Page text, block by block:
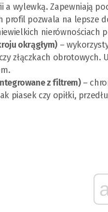
a wylewką. Zapewniają
profil pozwala na lepsze
nierównościach
okrągłym)–
złączkach
z filtrem)–
piasek czy opiłki,